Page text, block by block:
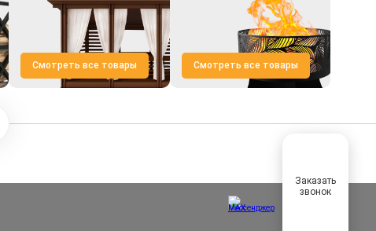
Смотреть все товары Смотреть все товары
Заказать
звонок